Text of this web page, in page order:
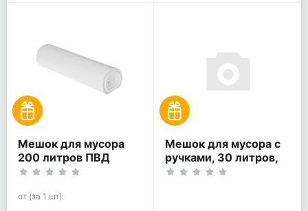
Мешок для мусора
200 литров ПВД
90*120 белый ГОСТ
от (за 1 шт):
Мешок для мусора с
ручками, 30 литров,
ПВД, 50*60+13,